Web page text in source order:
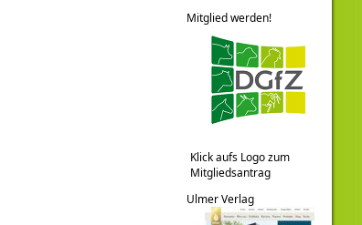
Mitglied werden!
Klick aufs Logo zum
Mitgliedsantrag
Ulmer Verlag